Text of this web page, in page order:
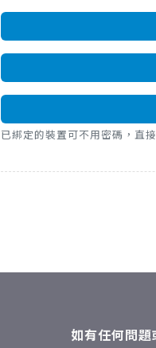
已綁定的裝置可不用密碼，
如有任何問